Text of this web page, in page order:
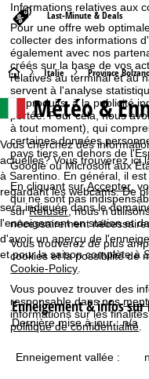
Informations relatives aux
Pour une offre web
collecter des informations
également avec nos
créés sur la base de vos
relatives au terminal et au
servent à l'analyse
de produits, à la publicité
portée. Pour cela, nous
à tout moment), qui
certaines données
pays tiers en dehors de
Google ou Microsoft aux
En cliquant surAccepter,
qui ne sont pas
surRefuser, nous
nécessairement
Vous trouverez de plus
cookies et la possibilité de
Cookie-Policy
Vous pouvez trouver des
responsable dans nos
informations sur les
politique de confidentialité
Last-Minute & Deals
P
a
g
e
d
a
c
c
u
Italie Province
Météo &
Vous cherchez des
actuelles? Vous trouverez ici
à Sarentino. En général, il
regardant les webcams. De
sera indiquée dans le
l'enneigement en station et
d'avoir un aperçu de
et pour la saison complète à
Enneigement & infos sur
Dernière mise à jour :n/a
Enneigement vallée :